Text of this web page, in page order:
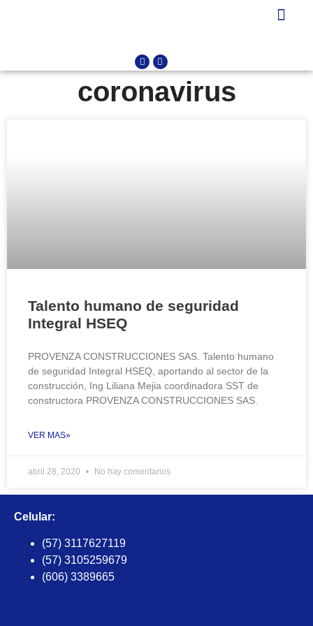
coronavirus
Talento humano de seguridad
Integral HSEQ
PROVENZA CONSTRUCCIONES SAS. Talento humano
de seguridad Integral HSEQ, aportando al sector de la
construcción, Ing Liliana Mejia coordinadora SST de
constructora PROVENZA CONSTRUCCIONES SAS.
VER MAS»
abril 28, 2020 No hay comentarios
Celular:
(57) 3117627119
(57) 3105259679
(606) 3389665